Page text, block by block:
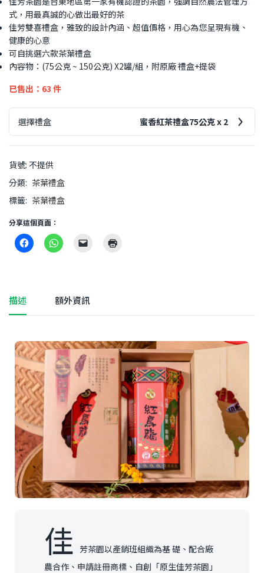
式，用最真誠的心做出最好的茶
佳芳雙喜禮盒，雅致的設計內涵、超值價格，用心為您呈現有機、
健康的心意
可自挑選六款茶葉禮盒
內容物：(75公克 ~ 150公克) X2罐/組，附原廠 禮盒+提袋
已售出：63 件
選擇禮盒 蜜香紅茶禮盒75公克 x 2
貨號: 不提供
分類: 茶葉禮盒
標籤: 茶葉禮盒
分享這個頁面：
描述 額外資訊
佳 芳茶園以產銷班組織為基 礎、配合廠
農合作、申請註冊商標、自創「原生佳芳茶園」